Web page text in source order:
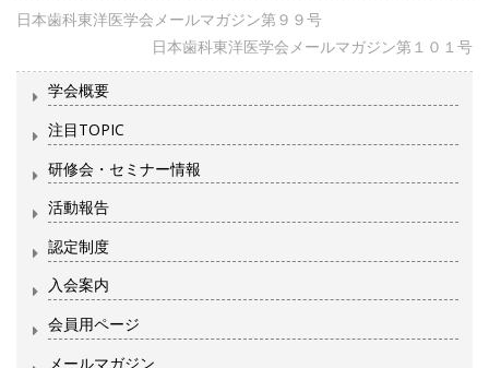
日本歯科東洋医学会メールマガジン第９９号
日本歯科東洋医学会メールマガジン第１０１号
学会概要
注目TOPIC
研修会・セミナー情報
活動報告
認定制度
入会案内
会員用ページ
メールマガジン